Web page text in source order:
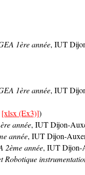
1ère année, IUT
1ère année, IUT
[xlsx (Ex3)])
année, IUT Dijon-
année, IUT Dijon-
2ème année, IUT Dijon-
Robotique